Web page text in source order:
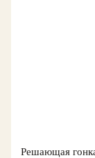
Решающая